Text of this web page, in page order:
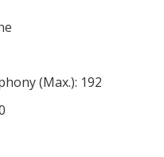
(Max.): 192